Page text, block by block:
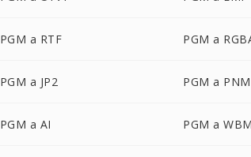
PGM a RTF PGM a
PGM a JP2 PGM a PNM
PGM a AI PGM a